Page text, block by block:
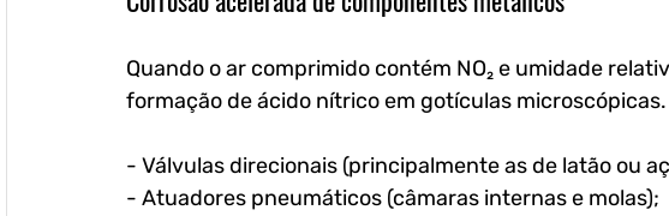
Quando o ar comprimido contém NO₂ e umidade
formação de ácido nítrico em gotículas
- Válvulas direcionais (principalmente as de latão ou
- Atuadores pneumáticos (câmaras internas e molas);